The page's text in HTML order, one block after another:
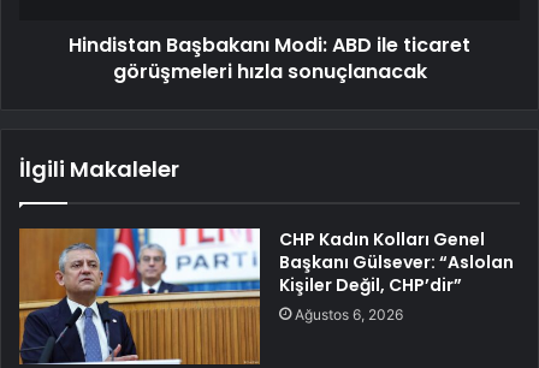
Hindistan Başbakanı Modi: ABD ile ticaret
görüşmeleri hızla sonuçlanacak
İlgili Makaleler
CHP Kadın Kolları Genel
Başkanı Gülsever: “Aslolan
Kişiler Değil, CHP’dir”
Ağustos 6, 2026